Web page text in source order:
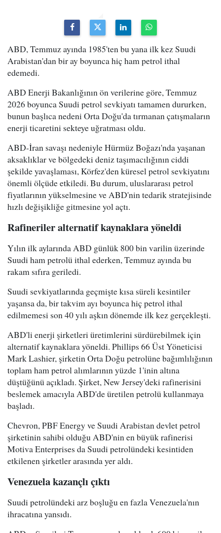
ABD, Temmuz ayında 1985'ten bu yana ilk kez Suudi
Arabistan'dan bir ay boyunca hiç ham petrol ithal
edemedi.
ABD Enerji Bakanlığının ön verilerine göre, Temmuz
2026 boyunca Suudi petrol sevkiyatı tamamen dururken,
bunun başlıca nedeni Orta Doğu'da tırmanan çatışmaların
enerji ticaretini sekteye uğratması oldu.
ABD-İran savaşı nedeniyle Hürmüz Boğazı'nda yaşanan
aksaklıklar ve bölgedeki deniz taşımacılığının ciddi
şekilde yavaşlaması, Körfez'den küresel petrol sevkiyatını
önemli ölçüde etkiledi. Bu durum, uluslararası petrol
fiyatlarının yükselmesine ve ABD'nin tedarik stratejisinde
hızlı değişikliğe gitmesine yol açtı.
Rafineriler alternatif kaynaklara yöneldi
Yılın ilk aylarında ABD günlük 800 bin varilin üzerinde
Suudi ham petrolü ithal ederken, Temmuz ayında bu
rakam sıfıra geriledi.
Suudi sevkiyatlarında geçmişte kısa süreli kesintiler
yaşansa da, bir takvim ayı boyunca hiç petrol ithal
edilmemesi son 40 yılı aşkın dönemde ilk kez gerçekleşti.
ABD'li enerji şirketleri üretimlerini sürdürebilmek için
alternatif kaynaklara yöneldi. Phillips 66 Üst Yöneticisi
Mark Lashier, şirketin Orta Doğu petrolüne bağımlılığının
toplam ham petrol alımlarının yüzde 1'inin altına
düştüğünü açıkladı. Şirket, New Jersey'deki rafinerisini
beslemek amacıyla ABD'de üretilen petrolü kullanmaya
başladı.
Chevron, PBF Energy ve Suudi Arabistan devlet petrol
şirketinin sahibi olduğu ABD'nin en büyük rafinerisi
Motiva Enterprises da Suudi petrolündeki kesintiden
etkilenen şirketler arasında yer aldı.
Venezuela kazançlı çıktı
Suudi petrolündeki arz boşluğu en fazla Venezuela'nın
ihracatına yansıdı.